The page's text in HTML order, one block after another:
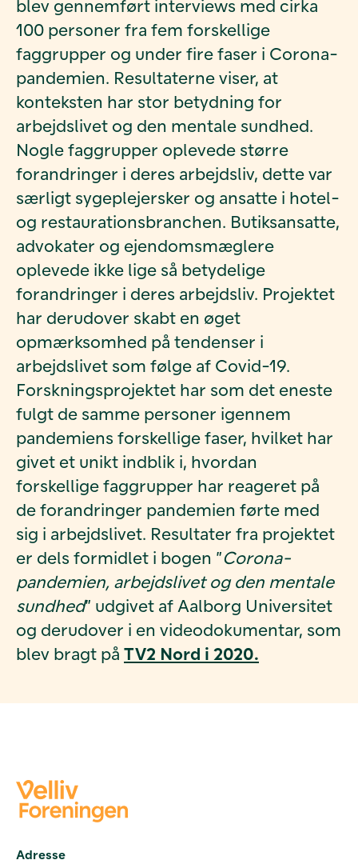
blev gennemført interviews med cirka
100 personer fra fem forskellige
faggrupper og under fire faser i Corona-
pandemien. Resultaterne viser, at
konteksten har stor betydning for
arbejdslivet og den mentale sundhed.
Nogle faggrupper oplevede større
forandringer i deres arbejdsliv, dette var
særligt sygeplejersker og ansatte i hotel-
og restaurationsbranchen. Butiksansatte,
advokater og ejendomsmæglere
oplevede ikke lige så betydelige
forandringer i deres arbejdsliv. Projektet
har derudover skabt en øget
opmærksomhed på tendenser i
arbejdslivet som følge af Covid-19.
Forskningsprojektet har som det eneste
fulgt de samme personer igennem
pandemiens forskellige faser, hvilket har
givet et unikt indblik i, hvordan
forskellige faggrupper har reageret på
de forandringer pandemien førte med
sig i arbejdslivet. Resultater fra projektet
er dels formidlet i bogen ”Corona-
pandemien, arbejdslivet og den mentale
sundhed” udgivet af Aalborg Universitet
og derudover i en videodokumentar, som
blev bragt på TV2 Nord i 2020.
Adresse